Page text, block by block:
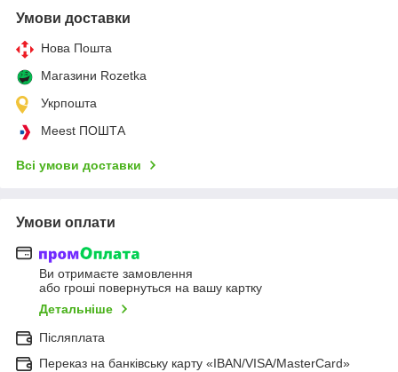
Умови доставки
Нова Пошта
Магазини Rozetka
Укрпошта
Meest ПОШТА
Всі умови доставки
Умови оплати
Ви отримаєте замовлення
або гроші повернуться на вашу картку
Детальніше
Післяплата
Переказ на банківську карту «IBAN/VISA/MasterCard»